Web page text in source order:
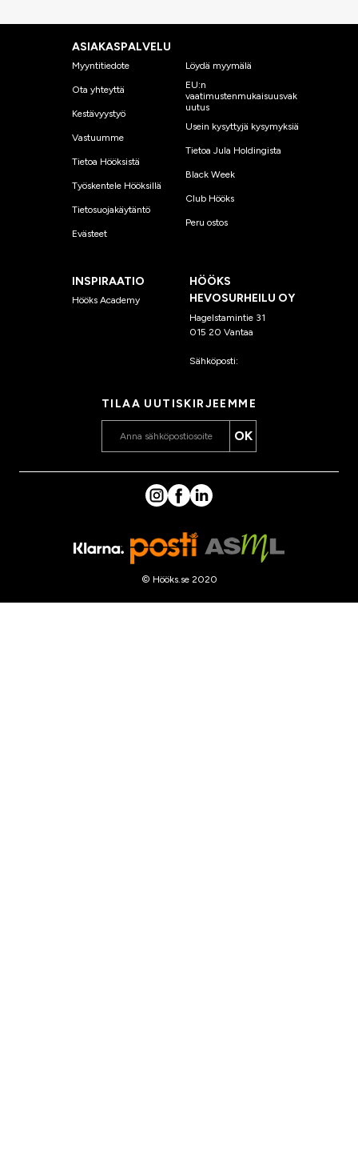
ASIAKASPALVELU
Myyntitiedote
Ota yhteyttä
Kestävyystyö
Vastuumme
Tietoa Hööksistä
Työskentele Hööksillä
Tietosuojakäytäntö
Evästeet
Löydä myymälä
EU:n
vaatimustenmukaisuusvak
uutus
Usein kysyttyjä kysymyksiä
Tietoa Jula Holdingista
Black Week
Club Hööks
Peru ostos
INSPIRAATIO
Hööks Academy
HÖÖKS
HEVOSURHEILU OY
Hagelstamintie 31
015 20 Vantaa
Sähköposti:
TILAA UUTISKIRJEEMME
OK
© Hööks.se 2020